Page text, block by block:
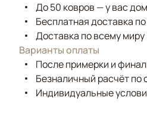
До 50 ковров — у вас
Бесплатная доставка
Доставка по всему миру
Варианты оплаты
После примерки и
Безналичный расчёт по
Индивидуальные